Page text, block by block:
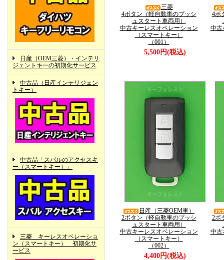
日産（OEM三菱）・インテリ
ジェントキーの初期化サービス
中古品（日産インテリジェン
トキー）
中古品「スバルのアクセスキ
ー（スマートキー）」
三菱 キーレスオペレーショ
ン（スマートキー） 初期化サ
ービス
三菱
4ボタン（軽自動車のプッシ
ュスタート車両用）
中古キーレスオペレーション
（スマートキー）
（001）
5,500円(税込)
4ボ
中古
日産（三菱OEM車）
2ボタン（軽自動車のプッシ
ュスタート車両用）
中古キーレスオペレーション
（スマートキー）
（002）
4,400円(税込)
2ボ
中古